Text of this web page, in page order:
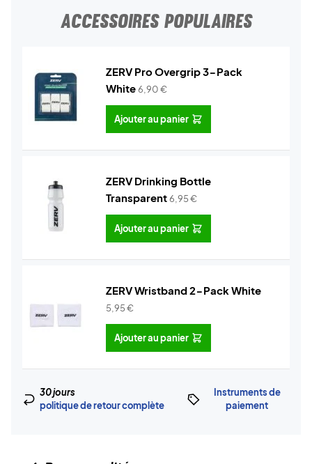
ACCESSOIRES POPULAIRES
ZERV Pro Overgrip 3-Pack
White6,90€
Ajouter au panier
ZERV Drinking Bottle
Transparent6,95€
Ajouter au panier
ZERV Wristband 2-Pack White
5,95€
Ajouter au panier
30 jours
politique de retour complète
Instruments de
paiement